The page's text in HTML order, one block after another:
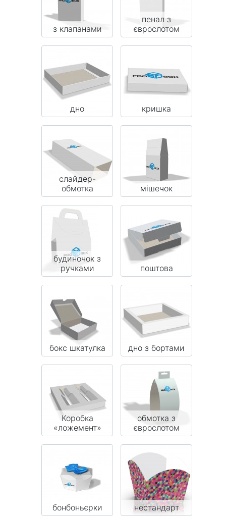
з клапанами
пенал з
єврослотом
дно кришка
слайдер-
обмотка
мішечок
будиночок з
ручками
поштова
бокс шкатулка дно з бортами
Коробка
«ложемент»
обмотка з
єврослотом
бонбоньєрки нестандарт